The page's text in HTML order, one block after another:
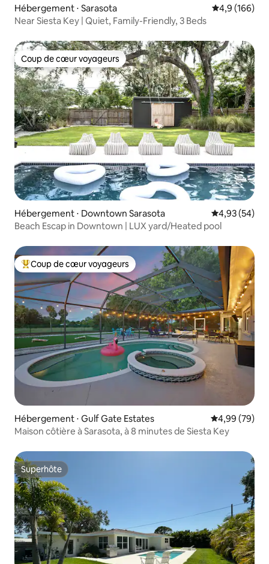
Hébergement ⋅ Sarasota Évaluation
4,9 (166)
Near Siesta Key | Quiet, Family-Friendly, 3 Beds
Coup de cœur voyageurs
Coup de cœur voyageurs
Hébergement ⋅ Downtown Sarasota Évaluation
4,93 (54)
Beach Escap in Downtown | LUX yard/Heated pool
Coups de cœur voyageurs les plus appréciés
Coup de cœur voyageurs
Hébergement ⋅ Gulf Gate Estates Évaluation
4,99 (79)
Maison côtière à Sarasota, à 8 minutes de Siesta Key
Superhôte
Superhôte